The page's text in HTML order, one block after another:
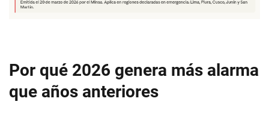
Por qué 2026 genera más alarma
que años anteriores